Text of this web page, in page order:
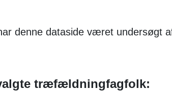
denne dataside været undersøgt
træfældningfagfolk: